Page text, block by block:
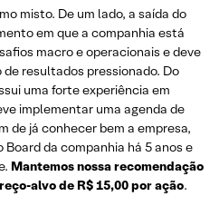
misto. De um lado, a saída do
em que a companhia está
macro e operacionais e deve
resultados pressionado. Do
uma forte experiência em
implementar uma agenda de
de já conhecer bem a empresa,
Board da companhia há 5 anos e
Mantemos nossa recomendação
alvo de R$ 15,00 por ação.